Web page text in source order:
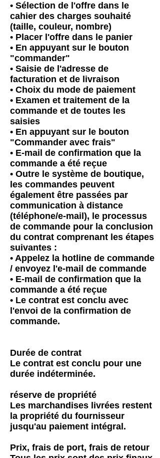
• Sélection de l'offre dans le
cahier des charges souhaité
(taille, couleur, nombre)
• Placer l'offre dans le panier
• En appuyant sur le bouton
"commander"
• Saisie de l'adresse de
facturation et de livraison
• Choix du mode de paiement
• Examen et traitement de la
commande et de toutes les
saisies
• En appuyant sur le bouton
"Commander avec frais"
• E-mail de confirmation que la
commande a été reçue
• Outre le système de boutique,
les commandes peuvent
également être passées par
communication à distance
(téléphone/e-mail), le processus
de commande pour la conclusion
du contrat comprenant les étapes
suivantes :
• Appelez la hotline de commande
/ envoyez l'e-mail de commande
• E-mail de confirmation que la
commande a été reçue
• Le contrat est conclu avec
l'envoi de la confirmation de
commande.
Durée de contrat
Le contrat est conclu pour une
durée indéterminée.
réserve de propriété
Les marchandises livrées restent
la propriété du fournisseur
jusqu'au paiement intégral.
Prix, frais de port, frais de retour